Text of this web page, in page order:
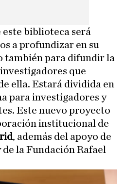
biblioteca será
a profundizar en su
también para difundir la
que
ella. Estará dividida en
para investigadores y
Este nuevo proyecto
institucional de
, además del apoyo de
la Fundación Rafael